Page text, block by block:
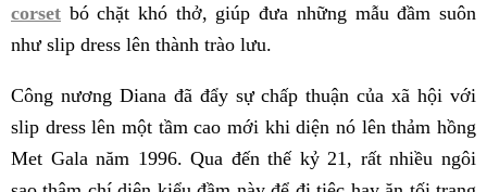
corset bó chặt khó thở, giúp đưa những mẫu đầm suôn
như slip dress lên thành trào lưu.
Công nương Diana đã đẩy sự chấp thuận của xã hội với
slip dress lên một tầm cao mới khi diện nó lên thảm hồng
Met Gala năm 1996. Qua đến thế kỷ 21, rất nhiều ngôi